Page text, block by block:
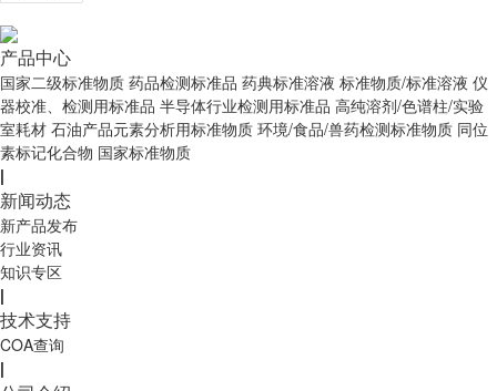
产品中心
国家二级标准物质 药品检测标准品 药典标准溶液 标准物质/标准溶液 仪
器校准、检测用标准品 半导体行业检测用标准品 高纯溶剂/色谱柱/实验
室耗材 石油产品元素分析用标准物质 环境/食品/兽药检测标准物质 同位
素标记化合物 国家标准物质
|
新闻动态
新产品发布
行业资讯
知识专区
|
技术支持
COA查询
|